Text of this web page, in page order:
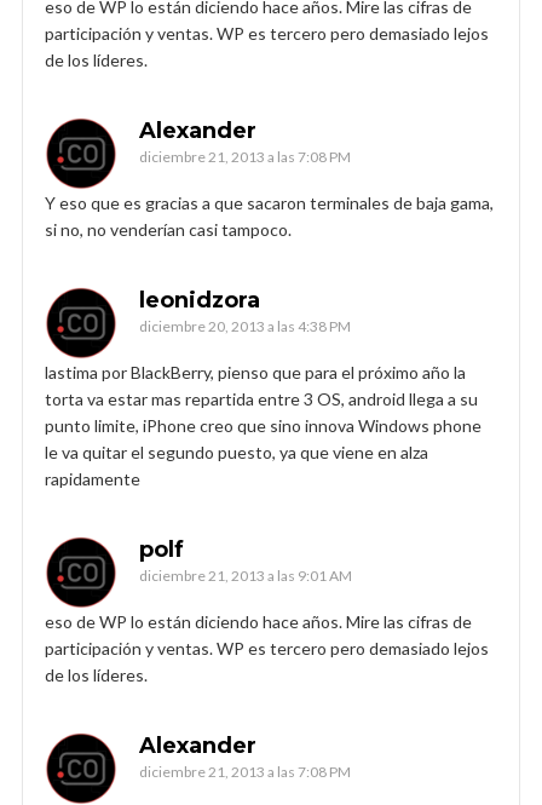
eso de WP lo están diciendo hace años. Mire las cifras de
participación y ventas. WP es tercero pero demasiado lejos
de los líderes.
Alexander
diciembre 21, 2013 a las 7:08 PM
Y eso que es gracias a que sacaron terminales de baja gama,
si no, no venderían casi tampoco.
leonidzora
diciembre 20, 2013 a las 4:38 PM
lastima por BlackBerry, pienso que para el próximo año la
torta va estar mas repartida entre 3 OS, android llega a su
punto limite, iPhone creo que sino innova Windows phone
le va quitar el segundo puesto, ya que viene en alza
rapidamente
polf
diciembre 21, 2013 a las 9:01 AM
eso de WP lo están diciendo hace años. Mire las cifras de
participación y ventas. WP es tercero pero demasiado lejos
de los líderes.
Alexander
diciembre 21, 2013 a las 7:08 PM